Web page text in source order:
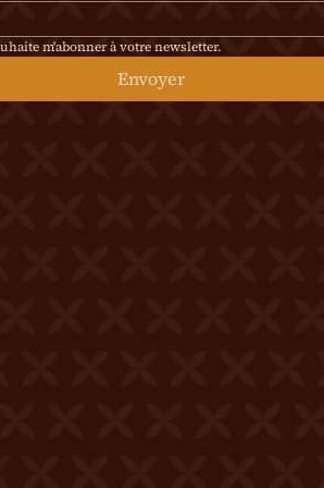
m'abonner à votre newsletter.
Envoyer